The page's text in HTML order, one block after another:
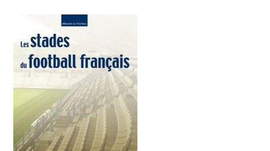
Mentions Légales
Mon Compte